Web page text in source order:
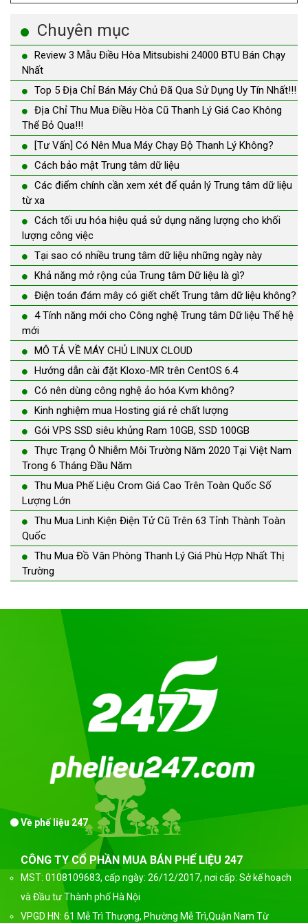
Chuyên mục
Review 3 Mẫu Điều Hòa Mitsubishi 24000 BTU Bán Chạy
Nhất
Top 5 Địa Chỉ Bán Máy Chủ Đã Qua Sử Dụng Uy Tín Nhất!!!
Địa Chỉ Thu Mua Điều Hòa Cũ Thanh Lý Giá Cao Không
Thể Bỏ Qua!!!
[Tư Vấn] Có Nên Mua Máy Chạy Bộ Thanh Lý Không?
Cách bảo mật Trung tâm dữ liệu
Các điểm chính cần xem xét để quản lý Trung tâm dữ liệu
từ xa
Cách tối ưu hóa hiệu quả sử dụng năng lượng cho khối
lượng công việc
Tại sao có nhiều trung tâm dữ liệu những ngày này
Khả năng mở rộng của Trung tâm Dữ liệu là gì?
Điện toán đám mây có giết chết Trung tâm dữ liệu không?
4 Tính năng mới cho Công nghệ Trung tâm Dữ liệu Thế hệ
mới
MÔ TẢ VỀ MÁY CHỦ LINUX CLOUD
Hướng dẫn cài đặt Kloxo-MR trên CentOS 6.4
Có nên dùng công nghệ ảo hóa Kvm không?
Kinh nghiệm mua Hosting giá rẻ chất lượng
Gói VPS SSD siêu khủng Ram 10GB, SSD 100GB
Thực Trạng Ô Nhiễm Môi Trường Năm 2020 Tại Việt Nam
Trong 6 Tháng Đầu Năm
Thu Mua Phế Liệu Crom Giá Cao Trên Toàn Quốc Số
Lượng Lớn
Thu Mua Linh Kiện Điện Tử Cũ Trên 63 Tỉnh Thành Toàn
Quốc
Thu Mua Đồ Văn Phòng Thanh Lý Giá Phù Hợp Nhất Thị
Trường
Về phế liệu 247
CÔNG TY CỔ PHẦN MUA BÁN PHẾ LIỆU 247
MST: 0108109683, cấp ngày: 26/12/2017, nơi cấp: Sở kế hoạch
và Đầu tư Thành phố Hà Nội
VPGD HN: 61 Mễ Trì Thượng, Phường Mễ Trì,Quận Nam Từ